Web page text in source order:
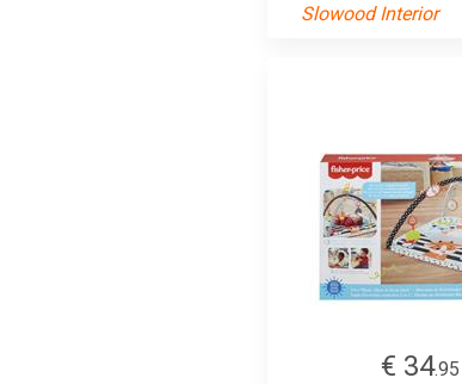
Slowood Interior
€ 34.95